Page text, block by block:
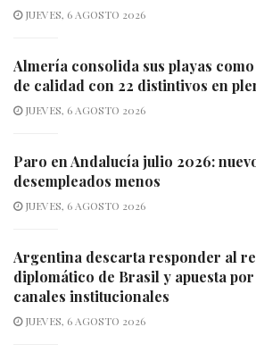
JUEVES, 6 AGOSTO 2026
Almería consolida sus playas
de calidad con 22 distintivos en
JUEVES, 6 AGOSTO 2026
Paro en Andalucía julio 2026:
desempleados menos
JUEVES, 6 AGOSTO 2026
Argentina descarta responder al
diplomático de Brasil y apuesta
canales institucionales
JUEVES, 6 AGOSTO 2026